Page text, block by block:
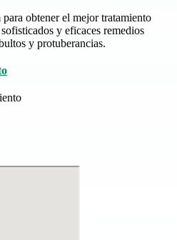
obtener el mejor tratamiento
y eficaces remedios
y protuberancias.